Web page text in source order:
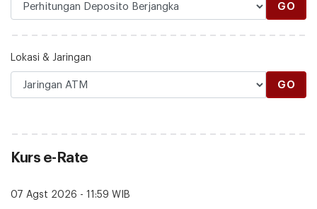
GO
Lokasi & Jaringan
GO
Kurs e-Rate
07 Agst 2026 - 11:59 WIB